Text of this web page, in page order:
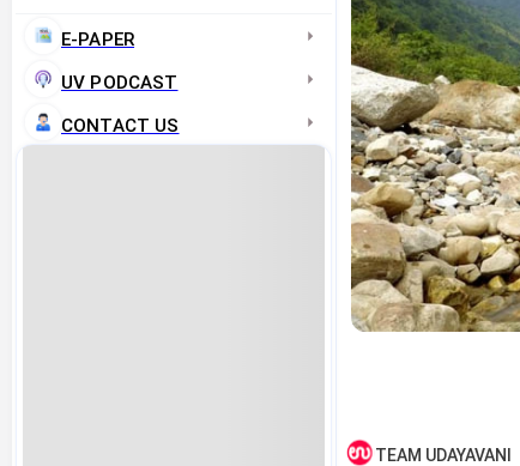
E-PAPER
UV PODCAST
CONTACT US
TEAM UDAYAVANI